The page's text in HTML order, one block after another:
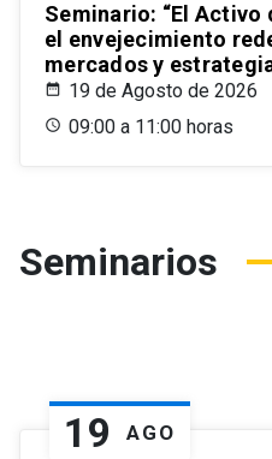
Seminario: “El Activo
el envejecimiento
mercados y
19 de Agosto de 2026
09:00 a 11:00 horas
Seminarios
19 AGO